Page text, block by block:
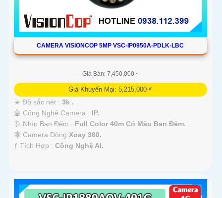
CAMERA VISIONCOP 5MP VSC-IP0950A-PDLK-LBC
Giá Bán: 7,450,000 ₫
Giá Khuyến Mại: 5,215,000 ₫
☀️ Độ sắc nét : 3k .
🤖️ Công Nghệ Camera : IP.
🌛 Nhìn Ban Đêm : Full Color 40m Có Màu Ban Ðêm.
🕸️ Camera Dòng Xoay 360.
️ƒ Tích Hợp : Công Nghệ AI.